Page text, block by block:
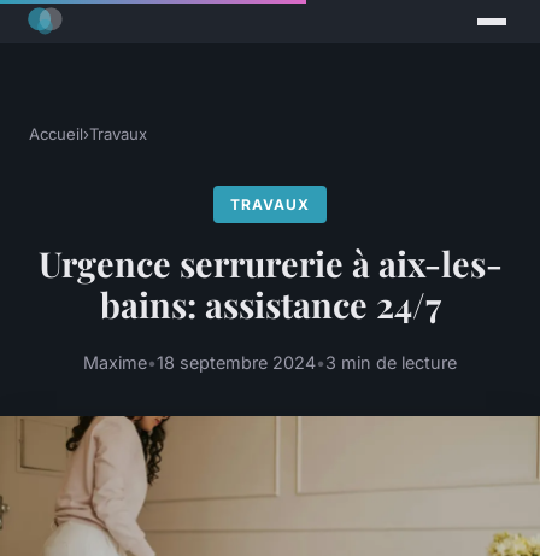
Accueil›Travaux
TRAVAUX
Urgence serrurerie à aix-les-
bains: assistance 24/7
Maxime•18 septembre 2024•3 min de lecture